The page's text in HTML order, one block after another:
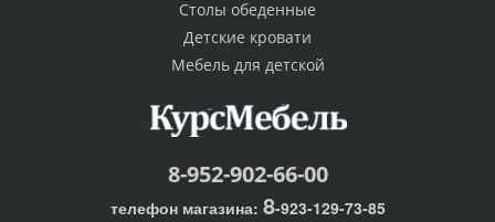
Столы обеденные
Детские кровати
Мебель для детской
8-952-902-66-00
телефон магазина: 8-923-129-73-85